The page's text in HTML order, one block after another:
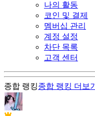
나의 활동
코인 및 결제
멤버십 관리
계정 설정
차단 목록
고객 센터
종합 랭킹종합 랭킹 더보기